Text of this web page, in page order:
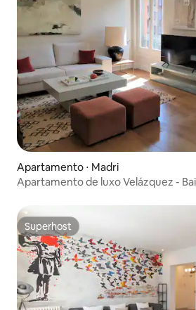
Apartamento ⋅ Madri
Apartamento de luxo Velázquez -
Superhost
Superhost